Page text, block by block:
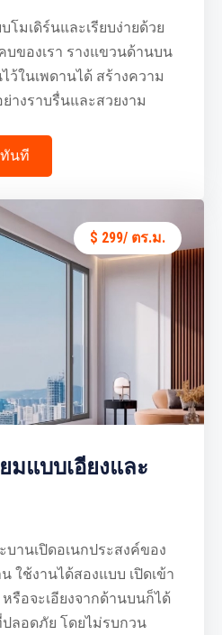
มเดิร์นและเรียบง่ายด้วย
ของเรา รางแขวนด้านบน
ในเพดานได้ สร้างความ
างราบรื่นและสวยงาม
นที
$ 299/ ตร.ม.
มแบบเอียงและ
านเปิดอเนกประสงค์ของ
ใช้งานได้สองแบบ เปิดเข้า
รือจะเอียงจากด้านบนก็ได้
ลอดภัย โดยไม่รบกวน